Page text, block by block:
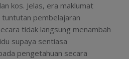
kos. Jelas, era maklumat
pembelajaran
tidak langsung menambah
supaya sentiasa
pengetahuan secara